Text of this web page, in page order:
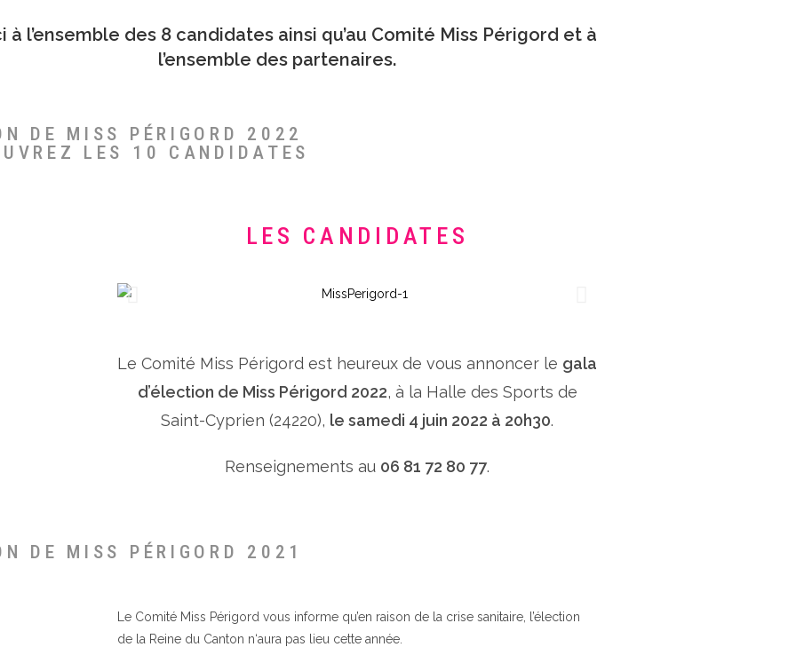
à l’ensemble des 8 candidates ainsi qu’au Comité Miss Périgord et à
l’ensemble des partenaires.
DE MISS PÉRIGORD 2022
LES 10 CANDIDATES
LES CANDIDATES
Le Comité Miss Périgord est heureux de vous annoncer le gala
d’élection de Miss Périgord 2022, à la Halle des Sports de
Saint-Cyprien (24220), le samedi 4 juin 2022 à 20h30.
Renseignements au 06 81 72 80 77.
DE MISS PÉRIGORD 2021
Le Comité Miss Périgord vous informe qu’en raison de la crise sanitaire, l’élection
de la Reine du Canton n‘aura pas lieu cette année.